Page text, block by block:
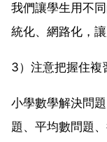
我們讓學生用不
統化、網路化，
3）注意把握住複
小學數學解決問
題、平均數問題